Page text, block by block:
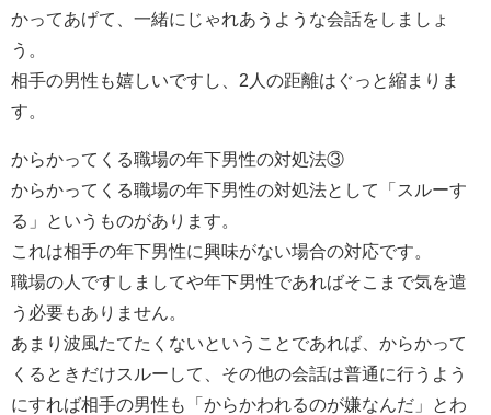
かってあげて、一緒にじゃれあうような会話をしましょ
う。
相手の男性も嬉しいですし、2人の距離はぐっと縮まりま
す。
からかってくる職場の年下男性の対処法③
からかってくる職場の年下男性の対処法として「スルーす
る」というものがあります。
これは相手の年下男性に興味がない場合の対応です。
職場の人ですしましてや年下男性であればそこまで気を遣
う必要もありません。
あまり波風たてたくないということであれば、からかって
くるときだけスルーして、その他の会話は普通に行うよう
にすれば相手の男性も「からかわれるのが嫌なんだ」とわ